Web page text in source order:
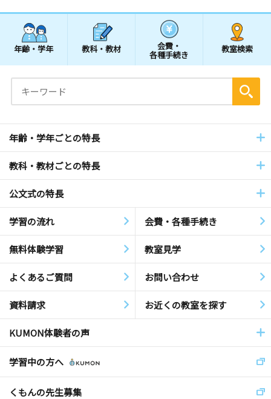
年齢・学年 教科・教材 会費・
各種手続き
教室検索
年齢・学年ごとの特長
教科・教材ごとの特長
公文式の特長
学習の流れ 会費・各種手続き
無料体験学習 教室見学
よくあるご質問 お問い合わせ
資料請求 お近くの教室を探す
KUMON体験者の声
学習中の方へ
くもんの先生募集